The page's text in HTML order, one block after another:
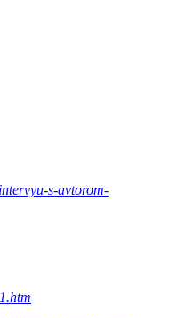
s-avtorom-